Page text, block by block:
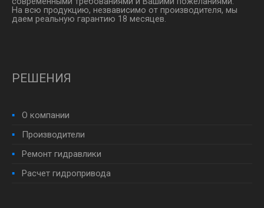
На всю продукцию, незвависимо от производителя, мы
даем реальную гарантию 18 месяцев.
РЕШЕНИЯ
О компании
Производители
Ремонт гидравлики
Расчет гидропривода